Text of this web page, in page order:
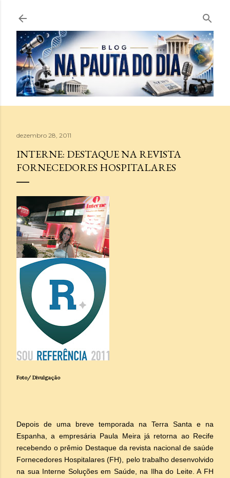
Pular para o conteúdo principal
dezembro 28, 2011
INTERNE: DESTAQUE NA REVISTA
FORNECEDORES HOSPITALARES
Foto/ Divulgação
Depois de uma breve temporada na Terra Santa e na
Espanha, a empresária Paula Meira já retorna ao Recife
recebendo o prêmio Destaque da revista nacional de saúde
Fornecedores Hospitalares (FH), pelo trabalho desenvolvido
na sua Interne Soluções em Saúde, na Ilha do Leite. A FH